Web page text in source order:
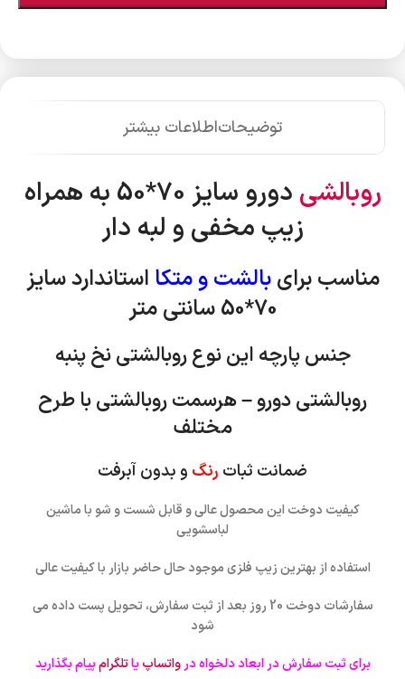
توضیحاتاطلاعات بیشتر
روبالشی
دورو سایز 70*50 به همراه
زیپ مخفی و لبه دار
مناسب برایبالشت و متکا استانداردسایز
70*50 سانتی متر
جنس پارچه این نوع روبالشتی نخ پنبه
روبالشتی دورو – هرسمت روبالشتی با طرح
مختلف
ضمانت ثبات رنگ و بدون آبرفت
کیفیت دوخت این محصول عالی و قابل شست و شو با ماشین
لباسشویی
استفاده از بهترین زیپ فلزی موجود حال حاضر بازار با کیفیت عالی
سفارشات دوخت 20 روز بعد از ثبت سفارش، تحویل پست داده می
شود
برای ثبت سفارش در ابعاد دلخواه درواتساپ یاتلگرامپیام بگذارید